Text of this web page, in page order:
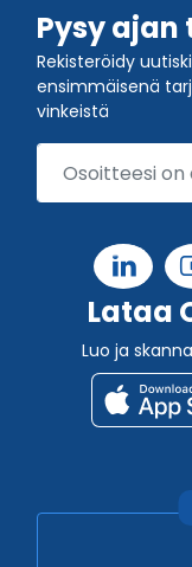
Pysy ajan
Rekisteröidy
ensimmäisenä
vinkeistä
Lataa
Luo ja